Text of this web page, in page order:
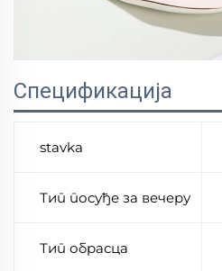
Спецификација
stavka
Тип посуђе за вечеру
Тип обрасца